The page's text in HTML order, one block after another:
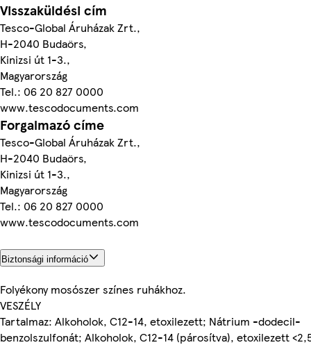
Visszaküldési cím
Tesco-Global Áruházak Zrt.,
H-2040 Budaörs,
Kinizsi út 1-3.,
Magyarország
Tel.: 06 20 827 0000
www.tescodocuments.com
Forgalmazó címe
Tesco-Global Áruházak Zrt.,
H-2040 Budaörs,
Kinizsi út 1-3.,
Magyarország
Tel.: 06 20 827 0000
www.tescodocuments.com
Biztonsági információ
Folyékony mosószer színes ruhákhoz.
VESZÉLY
Tartalmaz: Alkoholok, C12-14, etoxilezett; Nátrium -dodecil-
benzolszulfonát; Alkoholok, C12-14 (párosítva), etoxilezett